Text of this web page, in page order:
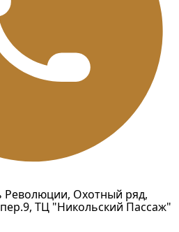
Охотный ряд,
ТЦ "Никольский Пассаж"